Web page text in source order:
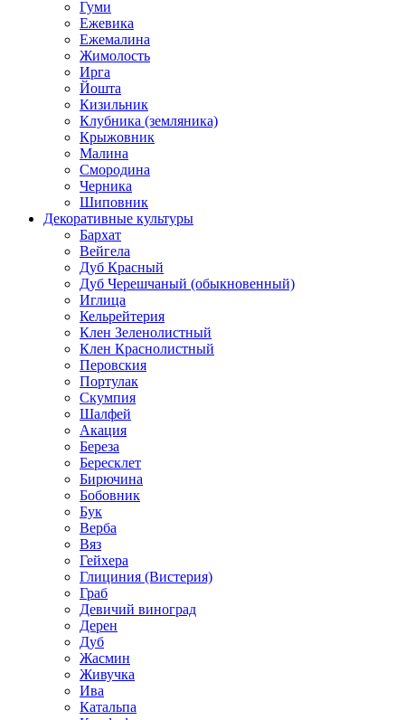
Гуми
Ежевика
Ежемалина
Жимолость
Ирга
Йошта
Кизильник
Клубника (земляника)
Крыжовник
Малина
Смородина
Черника
Шиповник
Декоративные культуры
Бархат
Вейгела
Дуб Красный
Дуб Черешчаный (обыкновенный)
Иглица
Кельрейтерия
Клен Зеленолистный
Клен Краснолистный
Перовския
Портулак
Скумпия
Шалфей
Акация
Береза
Бересклет
Бирючина
Бобовник
Бук
Верба
Вяз
Гейхера
Глициния (Вистерия)
Граб
Девичий виноград
Дерен
Дуб
Жасмин
Живучка
Ива
Катальпа